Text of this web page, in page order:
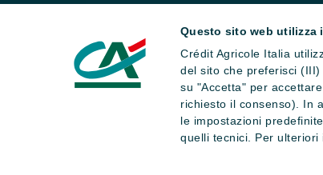
Questo sito web utilizza
Crédit Agricole Italia
del sito che preferisci
su "Accetta" per
richiesto il consenso). In
le impostazioni
quelli tecnici. Per ulteriori
Whistleblowing
Dati societari Note legali